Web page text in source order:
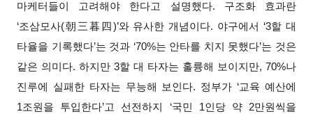
마케터들이 고려해야 한다고 설명했다. 구조화 효과란
‘조삼모사(朝三暮四)’와 유사한 개념이다. 야구에서 ‘3할 대
타율을 기록했다’는 것과 ‘70%는 안타를 치지 못했다’는 것은
같은 의미다. 하지만 3할 대 타자는 훌륭해 보이지만, 70%나
진루에 실패한 타자는 무능해 보인다. 정부가 ‘교육 예산에
1조원을 투입한다’고 선전하지 ‘국민 1인당 약 2만원씩을